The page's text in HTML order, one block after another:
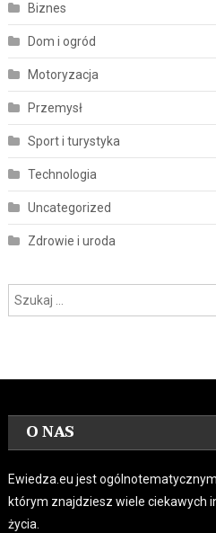
Biznes
Dom i ogród
Motoryzacja
Przemysł
Sport i turystyka
Technologia
Uncategorized
Zdrowie i uroda
O NAS
Ewiedza.eu jest
którym znajdziesz wiele ciekawych
życia.